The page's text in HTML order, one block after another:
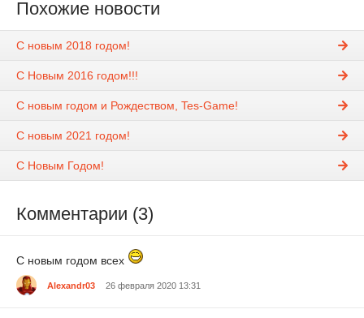
Похожие новости
С новым 2018 годом!
С Новым 2016 годом!!!
С новым годом и Рождеством, Tes-Game!
С новым 2021 годом!
С Новым Годом!
Комментарии (3)
С новым годом всех
Alexandr03 26 февраля 2020 13:31